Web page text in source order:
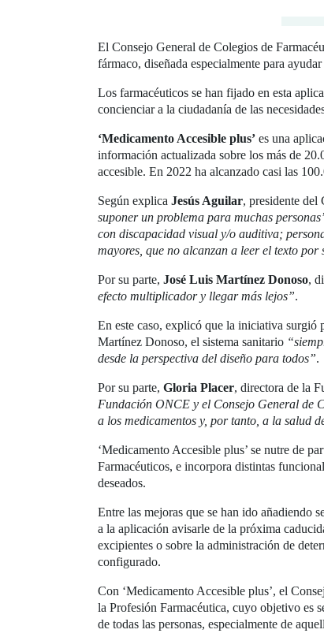
El Consejo General de Colegios de
fármaco, diseñada especialmente para
Los farmacéuticos se han fijado en esta
concienciar a la ciudadanía de las
‘Medicamento Accesible plus’ es una
información actualizada sobre los más de
accesible. En 2022 ha alcanzado casi las
Según explica Jesús Aguilar, presidente del
suponer un problema para muchas
con discapacidad visual y/o auditiva;
mayores, que no alcanzan a leer el texto por
Por su parte, José Luis Martínez Donoso,
efecto multiplicador y llegar más lejos”.
En este caso, explicó que la iniciativa surgió
Martínez Donoso, el sistema sanitario
desde la perspectiva del diseño para todos”.
Por su parte, Gloria Placer, directora de la
Fundación ONCE y el Consejo General de
a los medicamentos y, por tanto, a la salud
‘Medicamento Accesible plus’ se nutre de
Farmacéuticos, e incorpora distintas
deseados.
Entre las mejoras que se han ido añadiendo
a la aplicación avisarle de la próxima
excipientes o sobre la administración de
configurado.
Con ‘Medicamento Accesible plus’, el
la Profesión Farmacéutica, cuyo objetivo es
de todas las personas, especialmente de